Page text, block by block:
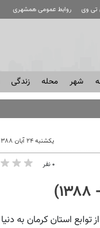
وی روابط عمومی همشهری
شهر محله زندگی
یکشنبه ۲۴ آبان ۱۳۸۸ - ۱۵:۰۵
۰ نفر